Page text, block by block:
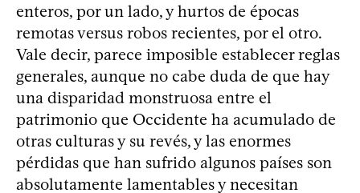
enteros, por un lado, y hurtos de épocas
remotas versus robos recientes, por el otro.
Vale decir, parece imposible establecer reglas
generales, aunque no cabe duda de que hay
una disparidad monstruosa entre el
patrimonio que Occidente ha acumulado de
otras culturas y su revés, y las enormes
pérdidas que han sufrido algunos países son
absolutamente lamentables y necesitan